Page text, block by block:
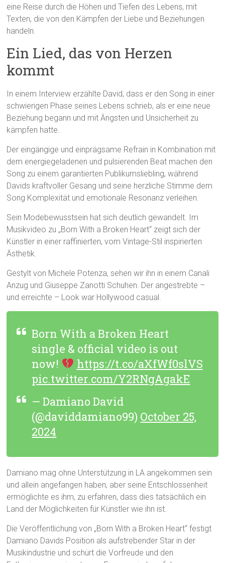
eine Reise durch die Höhen und Tiefen des Lebens, mit
Texten, die von den Kämpfen der Liebe und Beziehungen
handeln.
Ein Lied, das von Herzen
kommt
In einem Interview erzählte David, dass er den Song in einer
schwierigen Phase seines Lebens schrieb, als er eine neue
Beziehung begann und mit Ängsten und Unsicherheit zu
kämpfen hatte.
Der eingängige und einprägsame Refrain in Kombination mit
dem energiegeladenen und pulsierenden Beat machen den
Song zu einem garantierten Publikumsliebling, während
Davids kraftvoller Gesang und seine herzliche Stimme dem
Song Komplexität und emotionale Resonanz verleihen.
Sein Modebewusstsein hat sich deutlich gewandelt. Im
Musikvideo zu „Born With a Broken Heart“ zeigt sich der
Künstler in einer raffinierten, vom Vintage-Stil inspirierten
Ästhetik.
Gestylt von Michele Potenza, sehen wir ihn in einem Canali
Anzug und Giuseppe Zanotti Schuhen. Der angestrebte –
und erreichte – Look war Hollywood casual.
Born With a Broken Heart
single & official video is out
now!
https://t.co/aXfWf0slVS
pic.twitter.com/Y2RNgAgakE
— Damiano David
(@daviddamiano99) October 25,
2024
Damiano mag ohne Unterstützung in LA angekommen sein
und allein angefangen haben, aber seine Entschlossenheit
ermöglichte es ihm, zu erfahren, dass dies tatsächlich ein
Land der Möglichkeiten für Künstler wie ihn ist.
Die Veröffentlichung von „Born With a Broken Heart“ festigt
Damiano Davids Position als aufstrebender Star in der
Musikindustrie und schürt die Vorfreude und den